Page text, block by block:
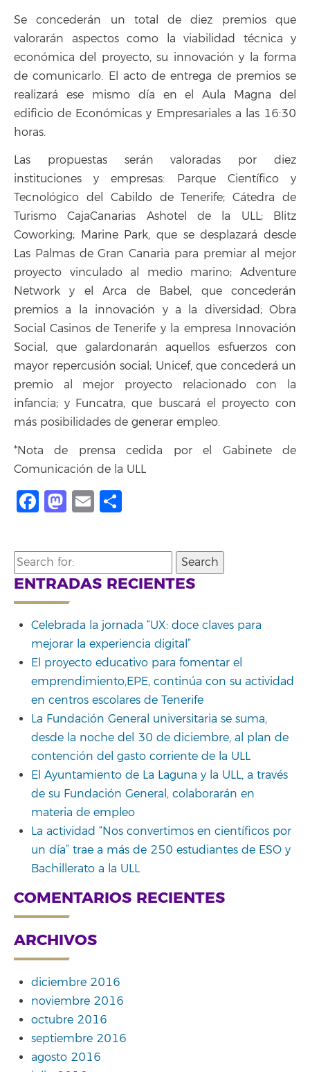
Se concederán un total de diez premios que
valorarán aspectos como la viabilidad técnica y
económica del proyecto, su innovación y la forma
de comunicarlo. El acto de entrega de premios se
realizará ese mismo día en el Aula Magna del
edificio de Económicas y Empresariales a las 16:30
horas.
Las propuestas serán valoradas por diez
instituciones y empresas: Parque Científico y
Tecnológico del Cabildo de Tenerife; Cátedra de
Turismo CajaCanarias Ashotel de la ULL; Blitz
Coworking; Marine Park, que se desplazará desde
Las Palmas de Gran Canaria para premiar al mejor
proyecto vinculado al medio marino; Adventure
Network y el Arca de Babel, que concederán
premios a la innovación y a la diversidad; Obra
Social Casinos de Tenerife y la empresa Innovación
Social, que galardonarán aquellos esfuerzos con
mayor repercusión social; Unicef, que concederá un
premio al mejor proyecto relacionado con la
infancia; y Funcatra, que buscará el proyecto con
más posibilidades de generar empleo.
*Nota de prensa cedida por el Gabinete de
Comunicación de la ULL
Facebook
Mastodon
Email
Search
for:
ENTRADAS RECIENTES
Celebrada la jornada “UX: doce claves para
mejorar la experiencia digital”
El proyecto educativo para fomentar el
emprendimiento,EPE, continúa con su actividad
en centros escolares de Tenerife
La Fundación General universitaria se suma,
desde la noche del 30 de diciembre, al plan de
contención del gasto corriente de la ULL
El Ayuntamiento de La Laguna y la ULL, a través
de su Fundación General, colaborarán en
materia de empleo
La actividad “Nos convertimos en científicos por
un día” trae a más de 250 estudiantes de ESO y
Bachillerato a la ULL
COMENTARIOS RECIENTES
ARCHIVOS
diciembre 2016
noviembre 2016
octubre 2016
septiembre 2016
agosto 2016